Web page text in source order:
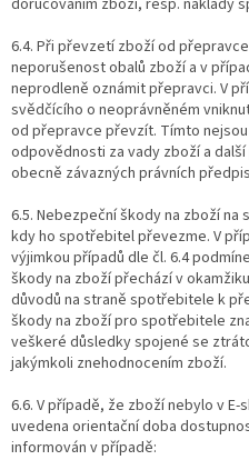
6.4. Při převzetí zboží od
neporušenost obalů zboží a v
neprodleně oznámit přepravci. V
svědčícího o neoprávněném
od přepravce převzít. Tímto
odpovědnosti za vady zboží a
obecně závazných právních
6.5. Nebezpeční škody na zboží
kdy ho spotřebitel převezme. V
výjimkou případů dle čl. 6.4
škody na zboží přechází v
důvodů na straně spotřebitele k
škody na zboží pro spotřebitele
veškeré důsledky spojené se
jakýmkoli znehodnocením zboží.
6.6. V případě, že zboží nebylo v
uvedena orientační doba
informován v případě: